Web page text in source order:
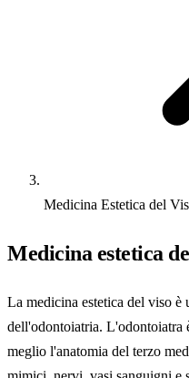
Medicina Estetica del
Medicina estetica
La medicina estetica del viso è
dell'odontoiatria. L'odontoiatra
meglio l'anatomia del terzo